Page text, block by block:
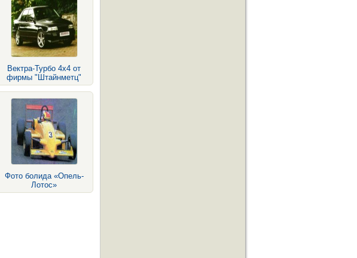
Вектра-Турбо 4x4 от
фирмы "Штайнметц"
Фото болида «Опель-
Лотос»